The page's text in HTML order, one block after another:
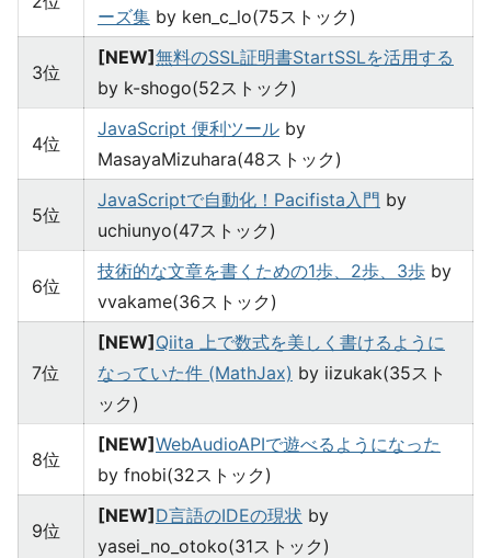
ーズ集 by ken_c_lo(75ストック)
3位
[NEW] 無料のSSL証明書StartSSLを活用する
by k-shogo(52ストック)
4位
JavaScript 便利ツール by
MasayaMizuhara(48ストック)
5位
JavaScriptで自動化！Pacifista入門 by
uchiunyo(47ストック)
6位
技術的な文章を書くための1歩、2歩、3歩 by
vvakame(36ストック)
7位
[NEW] Qiita 上で数式を美しく書けるように
なっていた件 (MathJax) by iizukak(35スト
ック)
8位
[NEW] WebAudioAPIで遊べるようになった
by fnobi(32ストック)
9位
[NEW] D言語のIDEの現状 by
yasei_no_otoko(31ストック)